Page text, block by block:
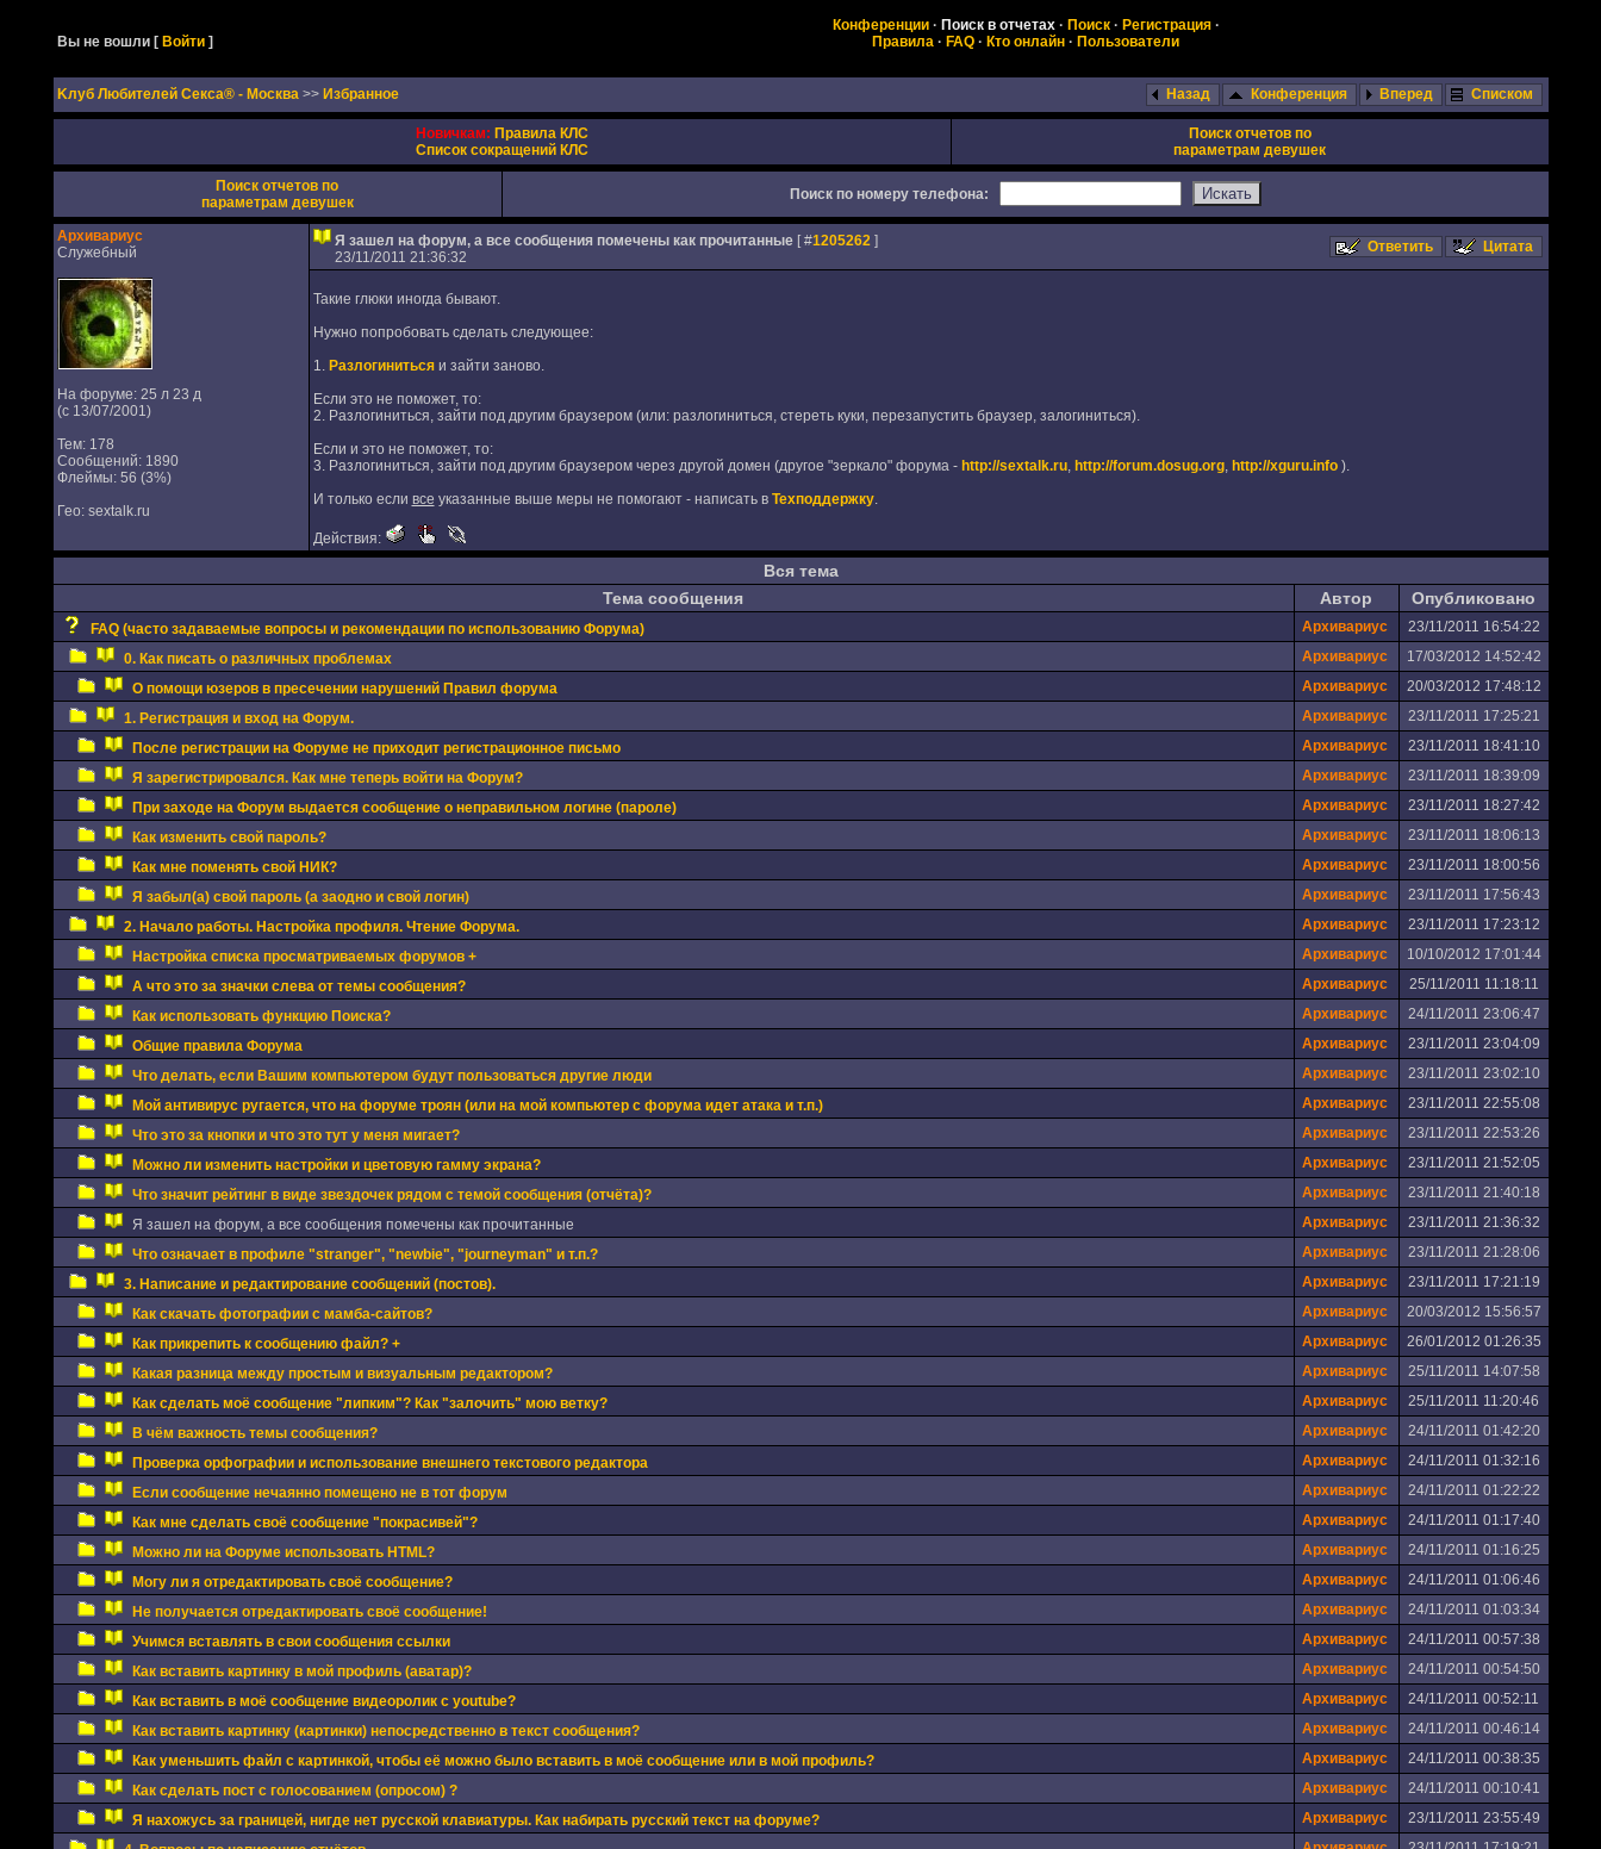
Вы не вошли [Войти ]
Конференции· Поиск в отчетах· Поиск· Регистрация·
Правила · FAQ · Кто онлайн · Пользователи
Kлуб Любителей Секса® - Москва >> Избранное Назад Конференция Вперед Списком
Новичкам: Правила КЛС
Список сокращений КЛС
Поиск отчетов по
параметрам девушек
Поиск отчетов по
параметрам девушек
Поиск по номеру телефона:
Архивариус
Служебный
На форуме: 25 л 23 д
(с 13/07/2001)
Тем: 178
Сообщений: 1890
Флеймы: 56 (3%)
Гео: sextalk.ru
Я зашел на форум, а все сообщения помечены как прочитанные [ #1205262]
23/11/2011 21:36:32
Ответить Цитата
Такие глюки иногда бывают.
Нужно попробовать сделать следующее:
1. Разлогинитьсяи зайти заново.
Если это не поможет, то:
2. Разлогиниться, зайти под другим браузером (или: разлогиниться, стереть куки, перезапустить браузер, залогиниться).
Если и это не поможет, то:
3. Разлогиниться, зайти под другим браузером через другой домен (другое "зеркало" форума - http://sextalk.ru, http://forum.dosug.org, http://xguru.info).
И только если все указанные выше меры не помогают - написать в Техподдержку.
Действия:
Вся тема
Тема сообщения
Автор Опубликовано
FAQ (часто задаваемые вопросы и рекомендации по использованию Форума) Архивариус
23/11/2011 16:54:22
0. Как писать о различных проблемах
Архивариус
17/03/2012 14:52:42
О помощи юзеров в пресечении нарушений Правил форума
Архивариус
20/03/2012 17:48:12
1. Регистрация и вход на Форум.
Архивариус
23/11/2011 17:25:21
После регистрации на Форуме не приходит регистрационное письмо
Архивариус
23/11/2011 18:41:10
Я зарегистрировался. Как мне теперь войти на Форум?
Архивариус
23/11/2011 18:39:09
При заходе на Форум выдается сообщение о неправильном логине (пароле)
Архивариус
23/11/2011 18:27:42
Как изменить свой пароль?
Архивариус
23/11/2011 18:06:13
Как мне поменять свой НИК?
Архивариус
23/11/2011 18:00:56
Я забыл(а) свой пароль (а заодно и свой логин)
Архивариус
23/11/2011 17:56:43
2. Начало работы. Настройка профиля. Чтение Форума.
Архивариус
23/11/2011 17:23:12
Настройка списка просматриваемых форумов +
Архивариус
10/10/2012 17:01:44
А что это за значки слева от темы сообщения?
Архивариус
25/11/2011 11:18:11
Как использовать функцию Поиска?
Архивариус
24/11/2011 23:06:47
Общие правила Форума
Архивариус
23/11/2011 23:04:09
Что делать, если Вашим компьютером будут пользоваться другие люди
Архивариус
23/11/2011 23:02:10
Мой антивирус ругается, что на форуме троян (или на мой компьютер с форума идет атака и т.п.)
Архивариус
23/11/2011 22:55:08
Что это за кнопки и что это тут у меня мигает?
Архивариус
23/11/2011 22:53:26
Можно ли изменить настройки и цветовую гамму экрана?
Архивариус
23/11/2011 21:52:05
Что значит рейтинг в виде звездочек рядом с темой сообщения (отчёта)?
Архивариус
23/11/2011 21:40:18
Я зашел на форум, а все сообщения помечены как прочитанные
Архивариус
23/11/2011 21:36:32
Что означает в профиле "stranger", "newbie", "journeyman" и т.п.?
Архивариус
23/11/2011 21:28:06
3. Написание и редактирование сообщений (постов).
Архивариус
23/11/2011 17:21:19
Как скачать фотографии с мамба-сайтов?
Архивариус
20/03/2012 15:56:57
Как прикрепить к сообщению файл? +
Архивариус
26/01/2012 01:26:35
Какая разница между простым и визуальным редактором?
Архивариус
25/11/2011 14:07:58
Как сделать моё сообщение "липким"? Как "залочить" мою ветку?
Архивариус
25/11/2011 11:20:46
В чём важность темы сообщения?
Архивариус
24/11/2011 01:42:20
Проверка орфографии и использование внешнего текстового редактора
Архивариус
24/11/2011 01:32:16
Если сообщение нечаянно помещено не в тот форум
Архивариус
24/11/2011 01:22:22
Как мне сделать своё сообщение "покрасивей"?
Архивариус
24/11/2011 01:17:40
Можно ли на Форуме использовать HTML?
Архивариус
24/11/2011 01:16:25
Могу ли я отредактировать своё сообщение?
Архивариус
24/11/2011 01:06:46
Не получается отредактировать своё сообщение!
Архивариус
24/11/2011 01:03:34
Учимся вставлять в свои сообщения ссылки
Архивариус
24/11/2011 00:57:38
Как вставить картинку в мой профиль (аватар)?
Архивариус
24/11/2011 00:54:50
Как вставить в моё сообщение видеоролик с youtube?
Архивариус
24/11/2011 00:52:11
Как вставить картинку (картинки) непосредственно в текст сообщения?
Архивариус
24/11/2011 00:46:14
Как уменьшить файл с картинкой, чтобы её можно было вставить в моё сообщение или в мой профиль?
Архивариус
24/11/2011 00:38:35
Как сделать пост с голосованием (опросом) ?
Архивариус
24/11/2011 00:10:41
Я нахожусь за границей, нигде нет русской клавиатуры. Как набирать русский текст на форуме?
Архивариус
23/11/2011 23:55:49